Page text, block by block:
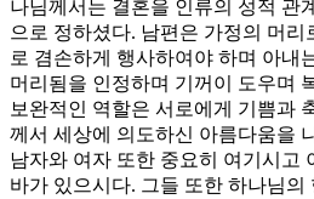
나님께서는 결혼을 인류의 성적 관
으로 정하셨다. 남편은 가정의 머
로 겸손하게 행사하여야 하며 아내
머리됨을 인정하며 기꺼이 도우며
보완적인 역할은 서로에게 기쁨과
께서 세상에 의도하신 아름다움을
남자와 여자 또한 중요히 여기시고
바가 있으시다. 그들 또한 하나님